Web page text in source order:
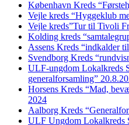
København Kreds
Vejle kreds “Hyggeklub
Vejle kreds”Tur til Tivoli
Kolding kreds
Assens Kreds “indkalder
Svendborg Kreds
ULF-ungdom Lokalkreds
generalforsamling”
Horsens Kreds “Mad,
2024
Aalborg Kreds
ULF Ungdom Lokalkreds